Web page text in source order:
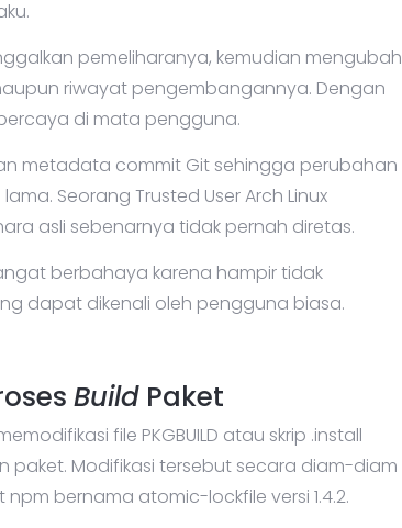
pemeliharanya, kemudian mengubah
riwayat pengembangannya. Dengan
di mata pengguna.
metadata commit Git sehingga perubahan
Seorang Trusted User Arch Linux
asli sebenarnya tidak pernah diretas.
berbahaya karena hampir tidak
dapat dikenali oleh pengguna biasa.
Build Paket
file PKGBUILD atau skrip .install
Modifikasi tersebut secara diam-diam
bernama atomic-lockfile versi 1.4.2.